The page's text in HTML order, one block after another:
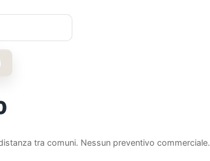
tra comuni. Nessun preventivo commerciale.